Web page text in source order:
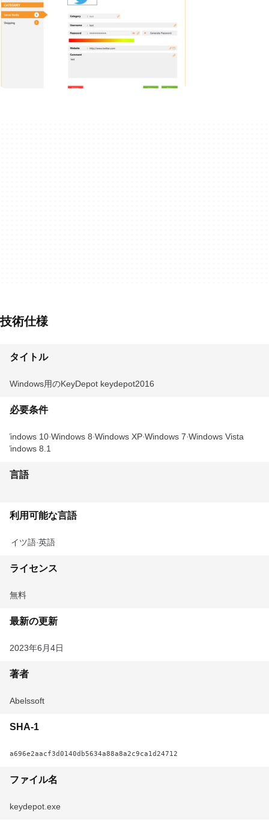
技術仕様
タイトル
Windows用のKeyDepot keydepot2016
必要条件
Windows 10 Windows 8 Windows XP Windows 7 Windows Vista
Windows 8.1
言語
利用可能な言語
ドイツ語 英語
ライセンス
無料
最新の更新
2023年6月4日
著者
Abelssoft
SHA-1
a696e2aacf3d0140db5634a88a8a2c9ca1d24712
ファイル名
keydepot.exe